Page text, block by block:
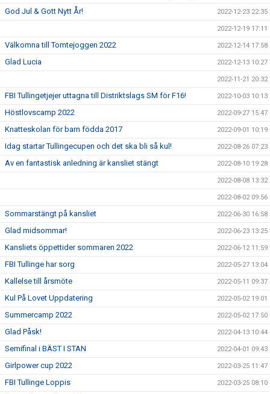
God Jul & Gott Nytt År! 2022-12-23 22:35
2022-12-19 17:11
Välkomna till Tomtejoggen 2022 2022-12-14 17:58
Glad Lucia 2022-12-13 10:27
2022-11-21 20:32
FBI Tullingetjejer uttagna till Distriktslags SM för F16! 2022-10-03 10:13
Höstlovscamp 2022 2022-09-27 15:47
Knatteskolan för barn födda 2017 2022-09-01 10:19
Idag startar Tullingecupen och det ska bli så kul! 2022-08-26 07:23
Av en fantastisk anledning är kansliet stängt 2022-08-10 19:28
2022-08-08 13:32
2022-08-02 09:56
Sommarstängt på kansliet 2022-06-30 16:58
Glad midsommar! 2022-06-23 13:25
Kansliets öppettider sommaren 2022 2022-06-12 11:59
FBI Tullinge har sorg 2022-05-27 13:04
Kallelse till årsmöte 2022-05-11 09:37
Kul På Lovet Uppdatering 2022-05-02 19:01
Summercamp 2022 2022-05-02 17:50
Glad Påsk! 2022-04-13 10:44
Semifinal i BÄST I STAN 2022-04-01 09:43
Girlpower cup 2022 2022-03-25 11:47
FBI Tullinge Loppis 2022-03-25 08:10